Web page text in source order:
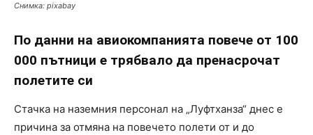
Снимка: pixabay
По данни на авиокомпанията повече от 100
000 пътници е трябвало да пренасрочат
полетите си
Стачка на наземния персонал на „Луфтханза“ днес е
причина за отмяна на повечето полети от и до